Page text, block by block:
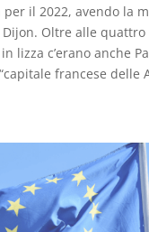
per il 2022, avendo la
Oltre alle
lizza c’erano anche
francese delle